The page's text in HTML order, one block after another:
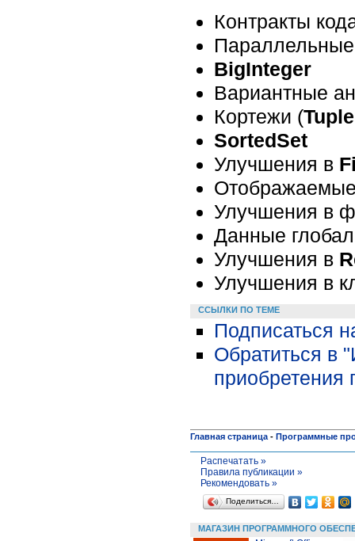
Контракты
BigInteger
Вариантные
Кортежи (
SortedSet
Улучшения в
Улучшения в
Данные
Улучшения в
Улучшения в
ССЫЛКИ ПО ТЕМЕ
Подписаться
Обратиться в
приобретения
Главная страница - Программные
Распечатать »
Правила публикации »
Рекомендовать »
Поделиться…
МАГАЗИН ПРОГРАММНОГО